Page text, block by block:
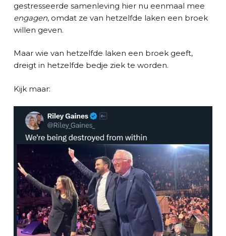
gestresseerde samenleving hier nu eenmaal mee
engagen, omdat ze van hetzelfde laken een broek
willen geven.
Maar wie van hetzelfde laken een broek geeft,
dreigt in hetzelfde bedje ziek te worden.
Kijk maar: